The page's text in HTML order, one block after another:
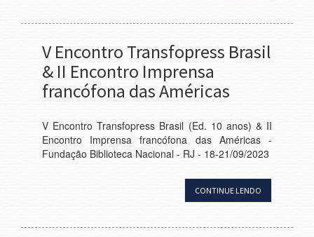
V Encontro Transfopress Brasil
& II Encontro Imprensa
francófona das Américas
V Encontro Transfopress Brasil (Ed. 10 anos) & II
Encontro Imprensa francófona das Américas -
Fundação Biblioteca Nacional - RJ - 18-21/09/2023
CONTINUE LENDO